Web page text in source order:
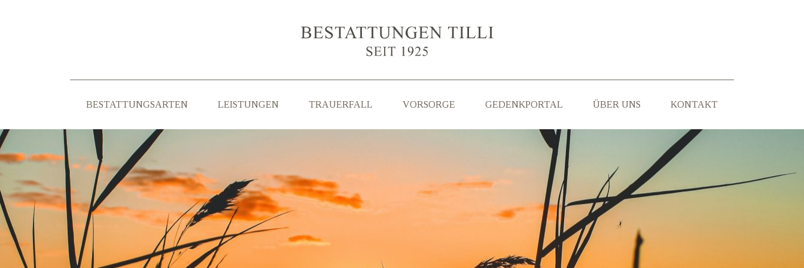
BESTATTUNGSARTEN LEISTUNGEN TRAUERFALL VORSORGE GEDENKPORTAL ÜBER UNS KONTAKT